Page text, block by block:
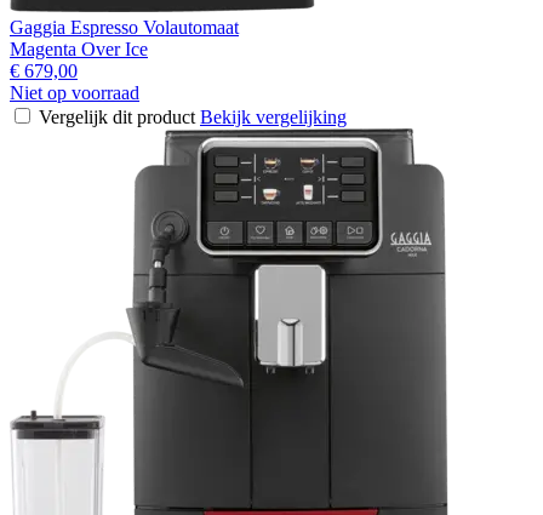
Gaggia Espresso Volautomaat
Magenta Over Ice
€ 679,00
Niet op voorraad
Vergelijk dit product Bekijk vergelijking